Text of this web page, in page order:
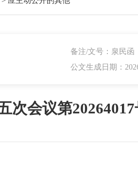
备注/文号：泉民函
公文生成日期：
次会议第